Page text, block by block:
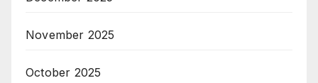
November 2025
October 2025